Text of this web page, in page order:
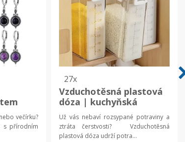
2 ks
večírku?
s přírodním
27x
Vzduchotěsná plastová
dóza | kuchyňská
nádoba
Už vás nebaví rozsypané potraviny a
ztráta čerstvosti? Vzduchotěsná
plastová dóza udrží potra...